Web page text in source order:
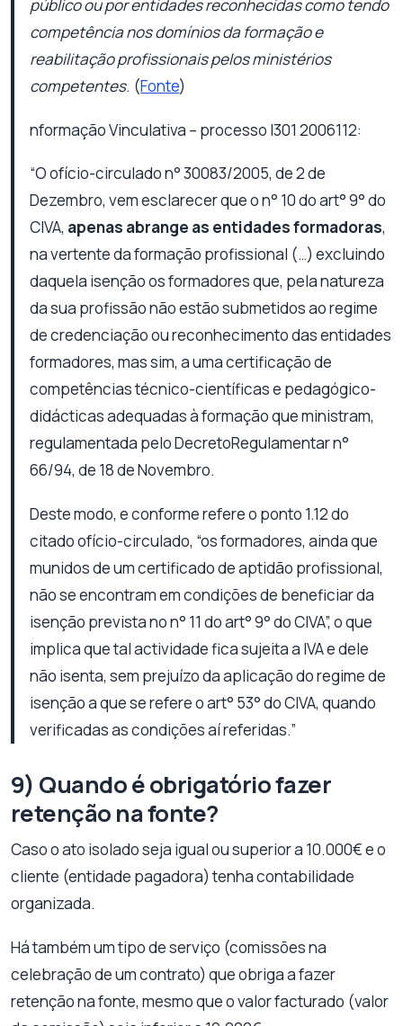
público ou por entidades reconhecidas como tendo
competência nos domínios da formação e
reabilitação profissionais pelos ministérios
competentes. (Fonte)
nformação Vinculativa – processo I301 2006112:
“O ofício-circulado n° 30083/2005, de 2 de
Dezembro, vem esclarecer que o n° 10 do art° 9° do
CIVA, apenas abrange as entidades formadoras,
na vertente da formação profissional (…) excluindo
daquela isenção os formadores que, pela natureza
da sua profissão não estão submetidos ao regime
de credenciação ou reconhecimento das entidades
formadores, mas sim, a uma certificação de
competências técnico-científicas e pedagógico-
didácticas adequadas à formação que ministram,
regulamentada pelo DecretoRegulamentar n°
66/94, de 18 de Novembro.
Deste modo, e conforme refere o ponto 1.12 do
citado ofício-circulado, “os formadores, ainda que
munidos de um certificado de aptidão profissional,
não se encontram em condições de beneficiar da
isenção prevista no n° 11 do art° 9° do CIVA”, o que
implica que tal actividade fica sujeita a IVA e dele
não isenta, sem prejuízo da aplicação do regime de
isenção a que se refere o art° 53° do CIVA, quando
verificadas as condições aí referidas.”
9) Quando é obrigatório fazer
retenção na fonte?
Caso o ato isolado seja igual ou superior a 10.000€ e o
cliente (entidade pagadora) tenha contabilidade
organizada.
Há também um tipo de serviço (comissões na
celebração de um contrato) que obriga a fazer
retenção na fonte, mesmo que o valor facturado (valor